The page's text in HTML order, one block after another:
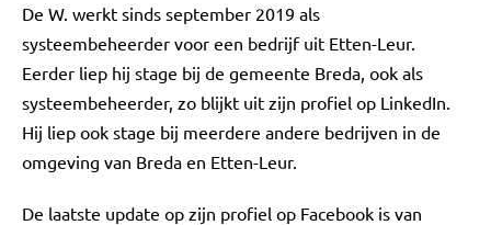
De W. werkt sinds september 2019 als
systeembeheerder voor een bedrijf uit Etten-Leur.
Eerder liep hij stage bij de gemeente Breda, ook als
systeembeheerder, zo blijkt uit zijn profiel op LinkedIn.
Hij liep ook stage bij meerdere andere bedrijven in de
omgeving van Breda en Etten-Leur.
De laatste update op zijn profiel op Facebook is van